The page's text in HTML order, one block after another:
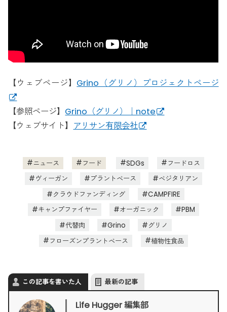
【ウェブページ】 Grino（グリノ）プロジェクトページ
【参照ページ】 Grino（グリノ）｜note
【ウェブサイト】 アリサン有限会社
ニュース フード SDGs
フードロス
ヴィーガン
プラントベース
ベジタリアン
クラウドファンディング
CAMPFIRE
キャンプファイヤー
オーガニック
PBM
代替肉
Grino
グリノ
フローズンプラントベース
植物性食品
この記事を書いた人 最新の記事
Life Hugger 編集部